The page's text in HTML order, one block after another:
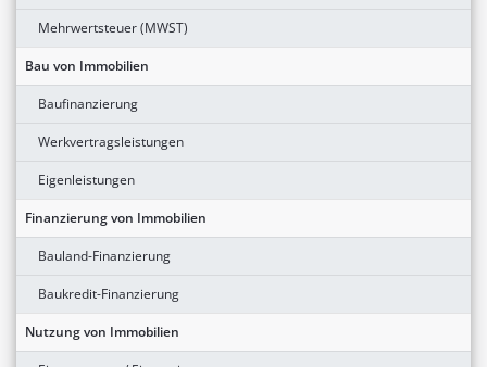
Mehrwertsteuer (MWST)
Bau von Immobilien
Baufinanzierung
Werkvertragsleistungen
Eigenleistungen
Finanzierung von Immobilien
Bauland-Finanzierung
Baukredit-Finanzierung
Nutzung von Immobilien